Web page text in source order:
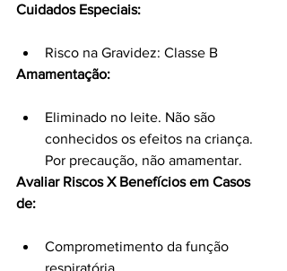
Cuidados Especiais:
Risco na Gravidez: Classe B
Amamentação:
Eliminado no leite. Não são
conhecidos os efeitos na criança.
Por precaução, não amamentar.
Avaliar Riscos X Benefícios em Casos
de:
Comprometimento da função
respiratória